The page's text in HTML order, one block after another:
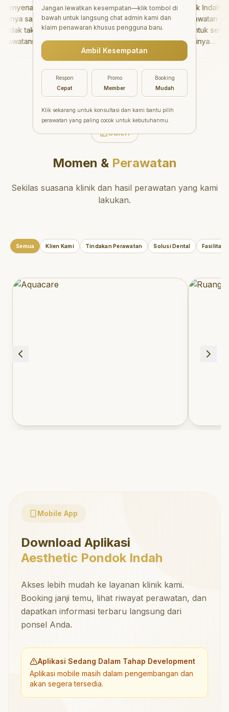
sangat baik
takut sama
tidak
setelahnya.
ke dokter
"Aesthetic Pondok Indah
menawarkan perawatan gigi
yang luar biasa untuk semua
orang. Dokter giginya
profesional, ramah, dan
meluangkan waktu untuk
mengedukasi pasien tentang
kesehatan gigi dan mulut
yang baik. Klinik ini terletak di
daerah yang strategis,
sehingga nyaman untuk
direkomendasikan untuk
dan berkualitas!
Galeri
Momen &Perawatan
Sekilas suasana klinik dan hasil perawatan yang kami
lakukan.
Semua Klien Kami Tindakan Perawatan Solusi Dental Fasilitas
Mobile App
Download Aplikasi
Aesthetic Pondok Indah
Akses lebih mudah ke layanan klinik kami.
Booking janji temu, lihat riwayat perawatan, dan
dapatkan informasi terbaru langsung dari
ponsel Anda.
Aplikasi Sedang Dalam Tahap Development
Aplikasi mobile masih dalam pengembangan dan
akan segera tersedia.
Jangan lewatkan kesempatan—klik tombol di
bawah untuk langsung chat admin kami dan
klaim penawaran khusus pengguna baru.
Ambil Kesempatan
Respon
Cepat
Promo
Member
Booking
Mudah
Klik sekarang untuk konsultasi dan kami bantu pilih
perawatan yang paling cocok untuk kebutuhanmu.